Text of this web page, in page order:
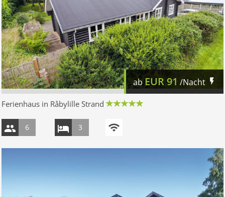
abEUR91 /Nacht
Ferienhaus in Råbylille Strand
6 3